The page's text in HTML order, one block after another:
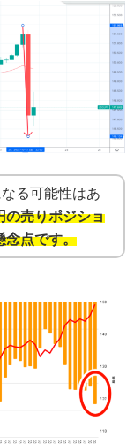
る可能性はあ
の売りポジショ
念点です。